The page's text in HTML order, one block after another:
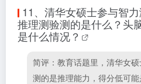
11、 清华女硕士参与智
推理测验测的是什么？头
是什么情况？
简评：教育话题里，清华女
测的是推理能力，得分低可